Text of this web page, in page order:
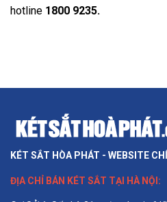
hotline 1800 9235.
KÉT SẮT HÒA PHÁT - WEBSITE
ĐỊA CHỈ BÁN KÉT SẮT TẠI HÀ NỘI :